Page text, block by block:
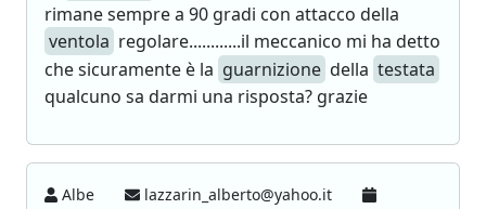
rimane sempre a 90 gradi con attacco della
ventola regolare............il meccanico mi ha detto
che sicuramente è la guarnizione della testata
qualcuno sa darmi una risposta? grazie
Albe
lazzarin_alberto@yahoo.it